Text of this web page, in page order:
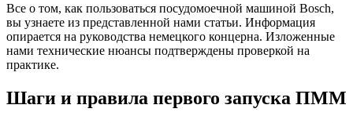
Все о том, как пользоваться посудомоечной машиной Bosch,
вы узнаете из представленной нами статьи. Информация
опирается на руководства немецкого концерна. Изложенные
нами технические нюансы подтверждены проверкой на
практике.
Шаги и правила первого запуска ПММ